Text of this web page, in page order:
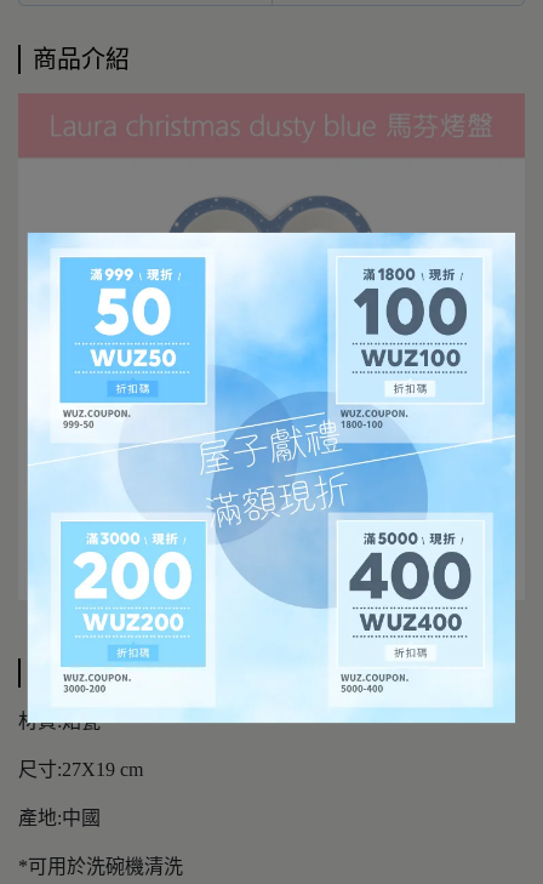
商品介紹
規格說明
材質:炻瓷
尺寸:27X19 cm
產地:中國
*可用於洗碗機清洗